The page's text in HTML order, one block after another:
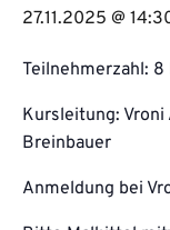
27.11.2025 @
Teilnehmerzahl: 8
Kursleitung:
Breinbauer
Anmeldung bei